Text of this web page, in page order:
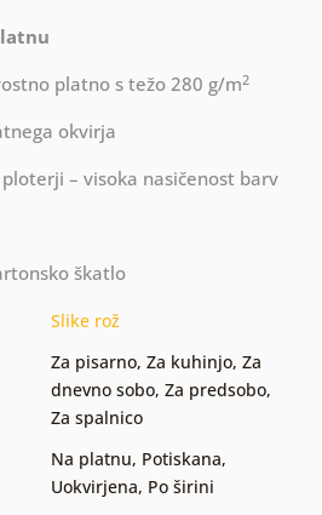
platno s težo 280 g/m2
okvirja
– visoka nasičenost barv
škatlo
Slike rož
Za pisarno, Za kuhinjo, Za
dnevno sobo, Za predsobo,
Za spalnico
Na platnu, Potiskana,
Uokvirjena, Po širini